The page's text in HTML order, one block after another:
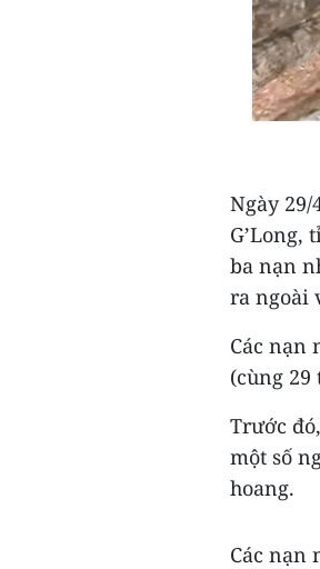
Ngày
G’Long,
ba nạn
ra ngoài
Các nạn
(cùng 29
Trước
một số
hoang.
Các nạn